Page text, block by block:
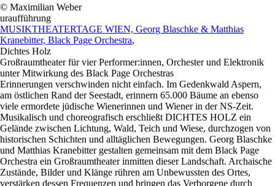
© Maximilian Weber
uraufführung
MUSIKTHEATERTAGE WIEN, Georg Blaschke & Matthias
Kranebitter, Black Page Orchestra,
Dichtes Holz
Großraumtheater für vier Performer:innen, Orchester und Elektronik
unter Mitwirkung des Black Page Orchestras
Erinnerungen verschwinden nicht einfach. Im Gedenkwald Aspern,
am östlichen Rand der Seestadt, erinnern 65.000 Bäume an ebenso
viele ermordete jüdische Wienerinnen und Wiener in der NS-Zeit.
Musikalisch und choreografisch erschließt DICHTES HOLZ ein
Gelände zwischen Lichtung, Wald, Teich und Wiese, durchzogen von
historischen Schichten und alltäglichen Bewegungen. Georg Blaschke
und Matthias Kranebitter gestalten gemeinsam mit dem Black Page
Orchestra ein Großraumtheater inmitten dieser Landschaft. Archaische
Zustände, Bilder und Klänge rühren am Unbewussten des Ortes,
verstärken dessen Frequenzen und bringen das Verborgene durch